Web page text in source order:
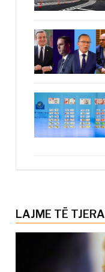
LAJME TË TJERA